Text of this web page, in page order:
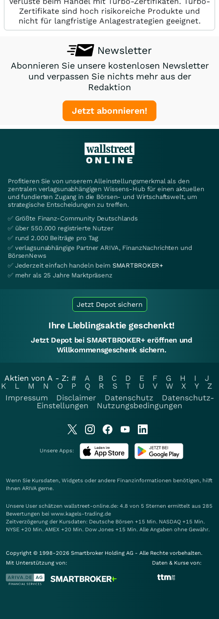
Zertifikate sind hoch risikoreiche Produkte und
nicht für langfristige Anlagestrategien geeignet.
Newsletter
Abonnieren Sie unsere kostenlosen Newsletter
und verpassen Sie nichts mehr aus der
Redaktion
Jetzt abonnieren!
Profitieren Sie von unserem Alleinstellungsmerkmal als den
zentralen verlagsunabhängigen Wissens-Hub für einen aktuellen
und fundierten Zugang in die Börsen- und Wirtschaftswelt, um
strategische Entscheidungen zu treffen.
✅ Größte Finanz-Community Deutschlands
✅ über 550.000 registrierte Nutzer
✅ rund 2.000 Beiträge pro Tag
✅ verlagsunabhängige Partner ARIVA, FinanzNachrichten und
BörsenNews
✅ Jederzeit einfach handeln beim SMARTBROKER+
✅ mehr als 25 Jahre Marktpräsenz
Jetzt Depot sichern
Ihre Lieblingsaktie geschenkt!
Jetzt Depot bei SMARTBROKER+ eröffnen und
Willkommensgeschenk sichern.
Aktien von A - Z: # A B C D E F G H I
J
K
L M N O P Q R S T U V W X Y
Z
Impressum
Disclaimer Datenschutz
Datenschutz-
Einstellungen
Nutzungsbedingungen
Unsere Apps:
Wenn Sie Kursdaten, Widgets oder andere Finanzinformationen benötigen, hilft
Ihnen ARIVA gerne.
Unsere User schätzen wallstreet-online.de: 4.8 von 5 Sternen ermittelt aus 285
Bewertungen bei www.kagels-trading.de
Zeitverzögerung der Kursdaten: Deutsche Börsen +15 Min. NASDAQ +15 Min.
NYSE +20 Min. AMEX +20 Min. Dow Jones +15 Min. Alle Angaben ohne Gewähr.
Copyright © 1998-2026 Smartbroker Holding AG - Alle Rechte vorbehalten.
Mit Unterstützung von:
Daten & Kurse von: